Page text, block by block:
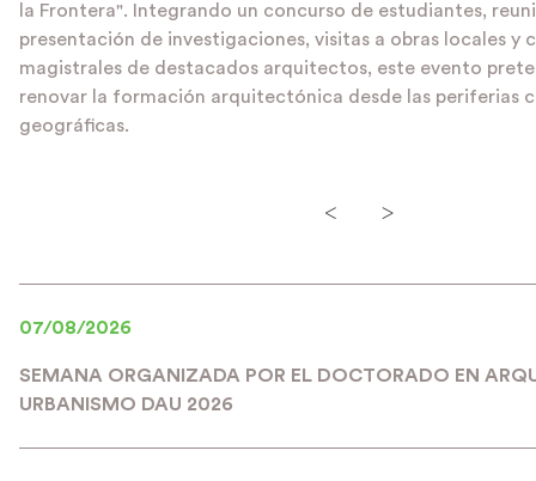
la Frontera". Integrando un concurso de estudiantes,
presentación de investigaciones, visitas a obras locales y
magistrales de destacados arquitectos, este evento
renovar la formación arquitectónica desde las periferias
geográficas.
< >
07/08/2026
SEMANA ORGANIZADA POR EL DOCTORADO EN
URBANISMO DAU 2026